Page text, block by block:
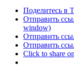
Поделитесь в
Отправить
window)
Отправить
Отправить
Click to share